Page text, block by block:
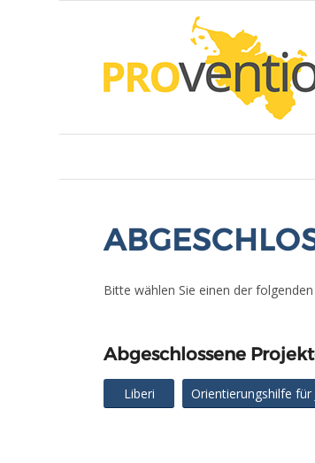
Bitte wählen Sie einen der
Abgeschlossene
Liberi Orientierungshilfe für